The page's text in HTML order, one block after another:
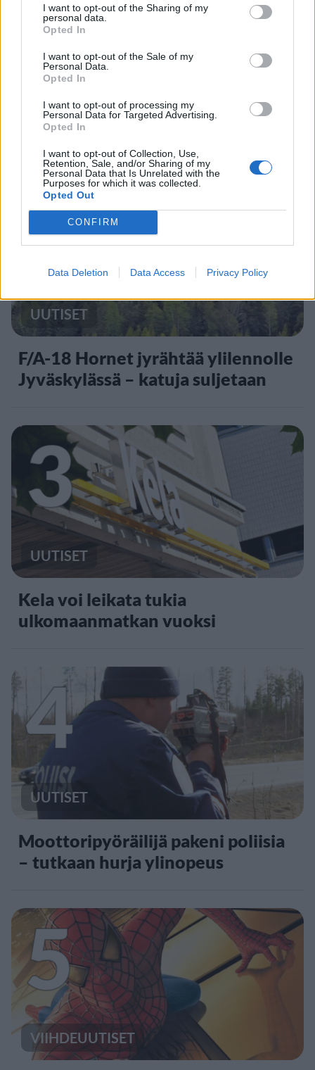
I want to opt-out of the Sharing of my
personal data.
Opted In
I want to opt-out of the Sale of my
Personal Data.
Opted In
I want to opt-out of processing my
Personal Data for Targeted Advertising.
Opted In
I want to opt-out of Collection, Use,
Retention, Sale, and/or Sharing of my
Personal Data that Is Unrelated with the
Purposes for which it was collected.
Opted Out
CONFIRM
Data Deletion Data Access Privacy Policy
MATKAILU
valitsivat suosikkikohteensa –
yllättävä voittaja
2
UUTISET
F/A-18 Hornet jyrähtää ylilennolle
Jyväskylässä – katuja suljetaan
3
UUTISET
Kela voi leikata tukia
ulkomaanmatkan vuoksi
4
UUTISET
Moottoripyöräilijä pakeni poliisia
– tutkaan hurja ylinopeus
5
VIIHDEUUTISET